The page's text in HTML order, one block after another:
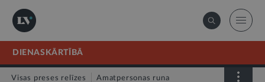
DIENASKĀRTĪBĀ
Visas preses relīzes Amatpersonas runa